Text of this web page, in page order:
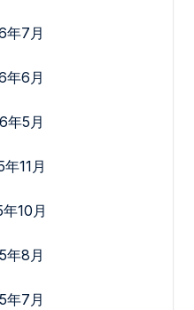
年7月
年6月
年5月
11月
10月
年8月
年7月